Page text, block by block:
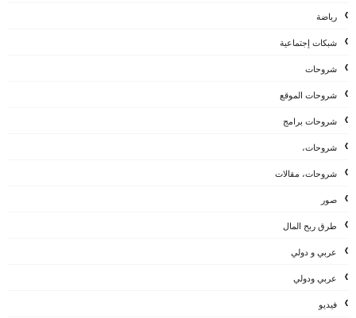
رياضة
شبكات إجتماعية
شروحات
شروحات الموقع
شروحات برامج
شروحات،
شروحات، مقالات
صور
طرق ربح المال
عربي و دولي
عربي ودولي
فيديو